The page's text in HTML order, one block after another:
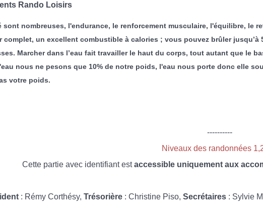
Rando Loisirs
nombreuses, l'endurance, le renforcement musculaire, l'équilibre, le
complet, un excellent combustible à calories ; vous pouvez brûler
Marcher dans l’eau fait travailler le haut du corps, tout autant que le
nous ne pesons que 10% de notre poids, l'eau nous porte donc elle
votre poids.
----------
Niveaux des randonnées
Cette partie avec identifiant estaccessible uniquement aux
: Rémy Corthésy, Trésorière : Christine Piso, Secrétaires : Sylvie